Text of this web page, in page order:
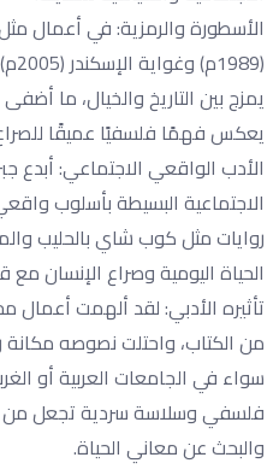
الأسطورة والرمزية: في أعمال مثل
يمزج بين التاريخ والخيال، ما
يعكس فهمًا فلسفيًا عميقًا
الأدب الواقعي الاجتماعي: أبدع
الاجتماعية البسيطة بأسلوب
روايات مثل كوب شاي بالحليب
الحياة اليومية وصراع الإنسان
تأثيره الأدبي: لقد ألهمت أعمال
من الكتاب، واحتلت نصوصه مكانة
سواء في الجامعات العربية أو
فلسفي وسلاسة سردية تجعل من
والبحث عن معاني الحياة.